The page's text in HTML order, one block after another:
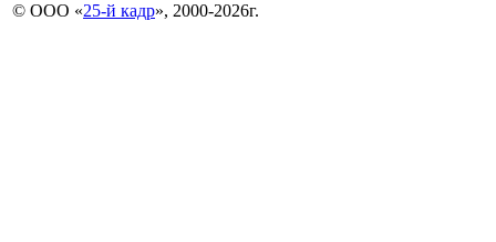
© ООО «25-й кадр», 2000-2026г.